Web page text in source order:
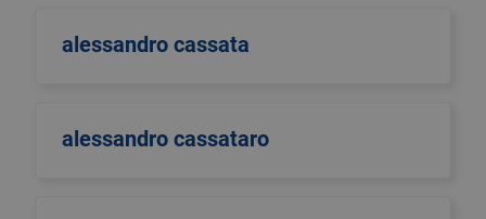
alessandro cassata
alessandro cassataro